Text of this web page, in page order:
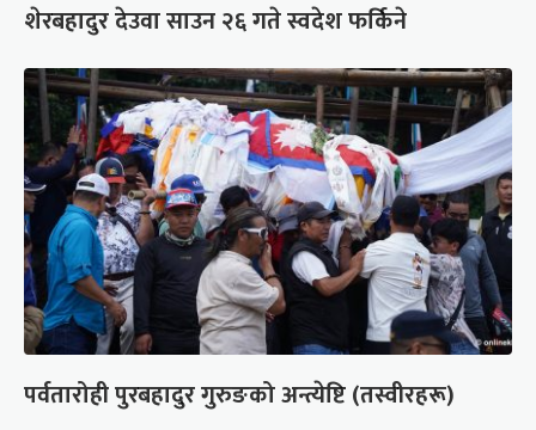
शेरबहादुर देउवा साउन २६ गते स्वदेश फर्किने
पर्वतारोही पुरबहादुर गुरुङको अन्त्येष्टि (तस्वीरहरू)